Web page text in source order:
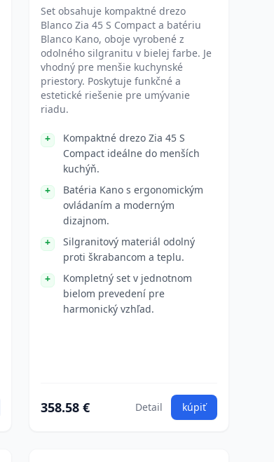
Set obsahuje kompaktné drezo
Blanco Zia 45 S Compact a batériu
Blanco Kano, oboje vyrobené z
odolného silgranitu v bielej farbe. Je
vhodný pre menšie kuchynské
priestory. Poskytuje funkčné a
estetické riešenie pre umývanie
riadu.
Kompaktné drezo Zia 45 S
Compact ideálne do menších
kuchýň.
Batéria Kano s ergonomickým
ovládaním a moderným
dizajnom.
Silgranitový materiál odolný
proti škrabancom a teplu.
Kompletný set v jednotnom
bielom prevedení pre
harmonický vzhľad.
358.58 € Detail kúpiť